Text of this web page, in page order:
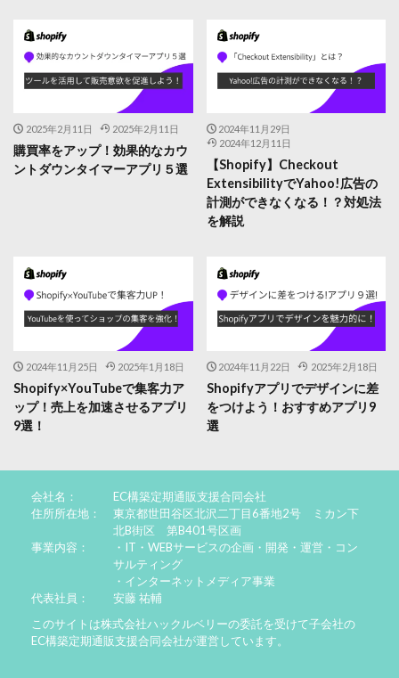
2025年2月11日 2025年2月11日
購買率をアップ！効果的なカウ
ントダウンタイマーアプリ５選
2024年11月29日
2024年12月11日
【Shopify】Checkout
ExtensibilityでYahoo!広告の
計測ができなくなる！？対処法
を解説
2024年11月25日 2025年1月18日
Shopify×YouTubeで集客力ア
ップ！売上を加速させるアプリ
9選！
2024年11月22日 2025年2月18日
Shopifyアプリでデザインに差
をつけよう！おすすめアプリ9
選
会社名：
EC構築定期通販支援合同会社
住所所在地：
東京都世田谷区北沢二丁目6番地2号 ミカン下
北B街区 第B401号区画
事業内容：
・IT・WEBサービスの企画・開発・運営・コン
サルティング
・インターネットメディア事業
代表社員：
安藤 祐輔
このサイトは株式会社ハックルベリーの委託を受けて子会社の
EC構築定期通販支援合同会社が運営しています。